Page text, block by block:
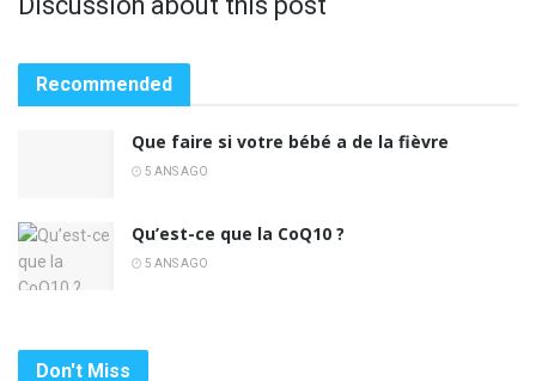
Recommended
Que faire si votre bébé a de la fièvre
5 ANS AGO
Qu’est-ce que la CoQ10 ?
5 ANS AGO
Don't Miss